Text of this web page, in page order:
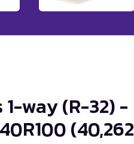
way (R-32) -
(40,262